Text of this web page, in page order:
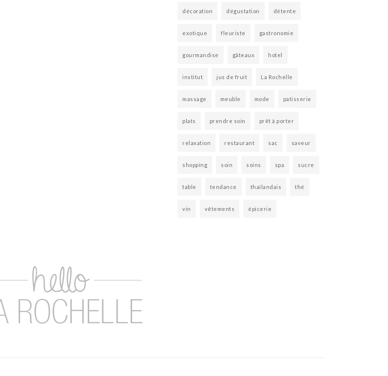
décoration dégustation détente
exotique fleuriste gastronomie
gourmandise gâteaux hotel
institut jus de fruit La Rochelle
massage meuble mode patisserie
plats prendre soin prêt à porter
relaxation restaurant sac saveur
shopping soin soins spa sucre
table tendance thaïlandais thé
vin vêtements épicerie